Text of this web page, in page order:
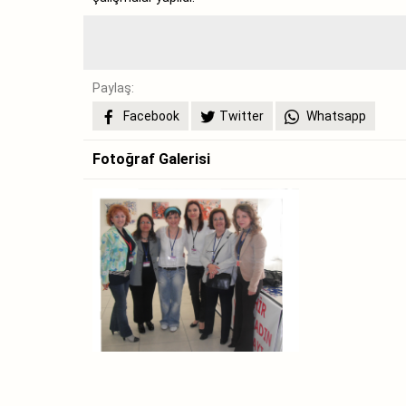
Paylaş:
Facebook
Twitter Whatsapp
Fotoğraf Galerisi